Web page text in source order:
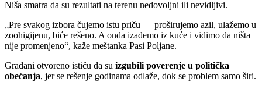
Niša smatra da su rezultati na terenu nedovoljni ili nevidljivi.
„Pre svakog izbora čujemo istu priču — proširujemo azil, ulažemo u
zoohigijenu, biće rešeno. A onda izađemo iz kuće i vidimo da ništa
nije promenjeno“, kaže meštanka Pasi Poljane.
Građani otvoreno ističu da su izgubili poverenje u politička
obećanja, jer se rešenje godinama odlaže, dok se problem samo širi.